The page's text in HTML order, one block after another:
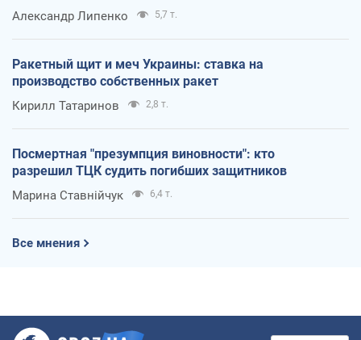
Александр Липенко 5,7 т.
Ракетный щит и меч Украины: ставка на
производство собственных ракет
Кирилл Татаринов 2,8 т.
Посмертная "презумпция виновности": кто
разрешил ТЦК судить погибших защитников
Марина Ставнійчук 6,4 т.
Все мнения